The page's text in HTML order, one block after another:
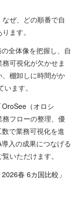
ぜ、どの順番で自
ます。
全体像を把握し、自
可視化が欠かせま
棚卸しに時間がか
ます。
OroSee（オロシ
務フローの整理、優
で業務可視化を進
入の成果につなげる
いただけます。
春 6カ国比較」